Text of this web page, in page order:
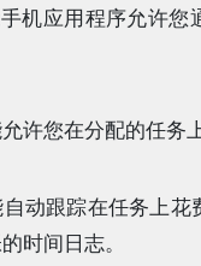
机应用程序允许您
许您在分配的任务
动跟踪在任务上花
时间日志。